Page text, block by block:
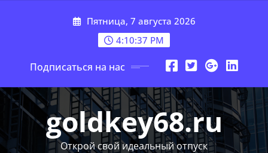
Пятница, 7 августа 2026
4:10:39 PM
Подписаться на нас
goldkey68.ru
Открой свой идеальный отпуск